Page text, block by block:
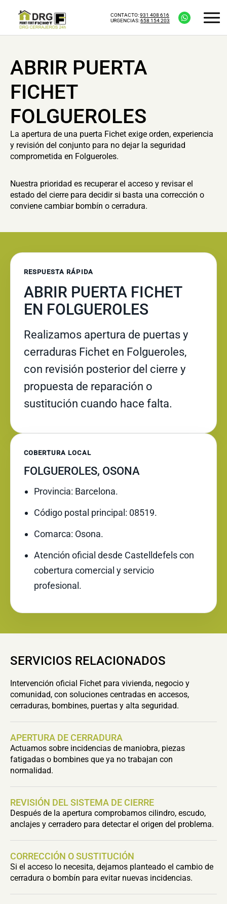
CONTACTO:931 408 616
URGENCIAS:658 154 203
ABRIR PUERTA
FICHET
FOLGUEROLES
La apertura de una puerta Fichet exige orden, experiencia
y revisión del conjunto para no dejar la seguridad
comprometida en Folgueroles.
Nuestra prioridad es recuperar el acceso y revisar el
estado del cierre para decidir si basta una corrección o
conviene cambiar bombín o cerradura.
RESPUESTA RÁPIDA
ABRIR PUERTA FICHET
EN FOLGUEROLES
Realizamos apertura de puertas y
cerraduras Fichet en Folgueroles,
con revisión posterior del cierre y
propuesta de reparación o
sustitución cuando hace falta.
COBERTURA LOCAL
FOLGUEROLES, OSONA
Provincia: Barcelona.
Código postal principal: 08519.
Comarca: Osona.
Atención oficial desde Castelldefels con
cobertura comercial y servicio
profesional.
SERVICIOS RELACIONADOS
Intervención oficial Fichet para vivienda, negocio y
comunidad, con soluciones centradas en accesos,
cerraduras, bombines, puertas y alta seguridad.
APERTURA DE CERRADURA
Actuamos sobre incidencias de maniobra, piezas
fatigadas o bombines que ya no trabajan con
normalidad.
REVISIÓN DEL SISTEMA DE CIERRE
Después de la apertura comprobamos cilindro, escudo,
anclajes y cerradero para detectar el origen del problema.
CORRECCIÓN O SUSTITUCIÓN
Si el acceso lo necesita, dejamos planteado el cambio de
cerradura o bombín para evitar nuevas incidencias.